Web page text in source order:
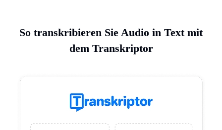
So transkribieren Sie Audio in Text mit
dem Transkriptor